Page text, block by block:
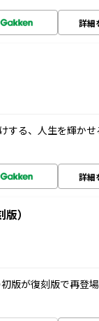
詳細
する、人生を輝かせ
詳細
）
初版が復刻版で再登